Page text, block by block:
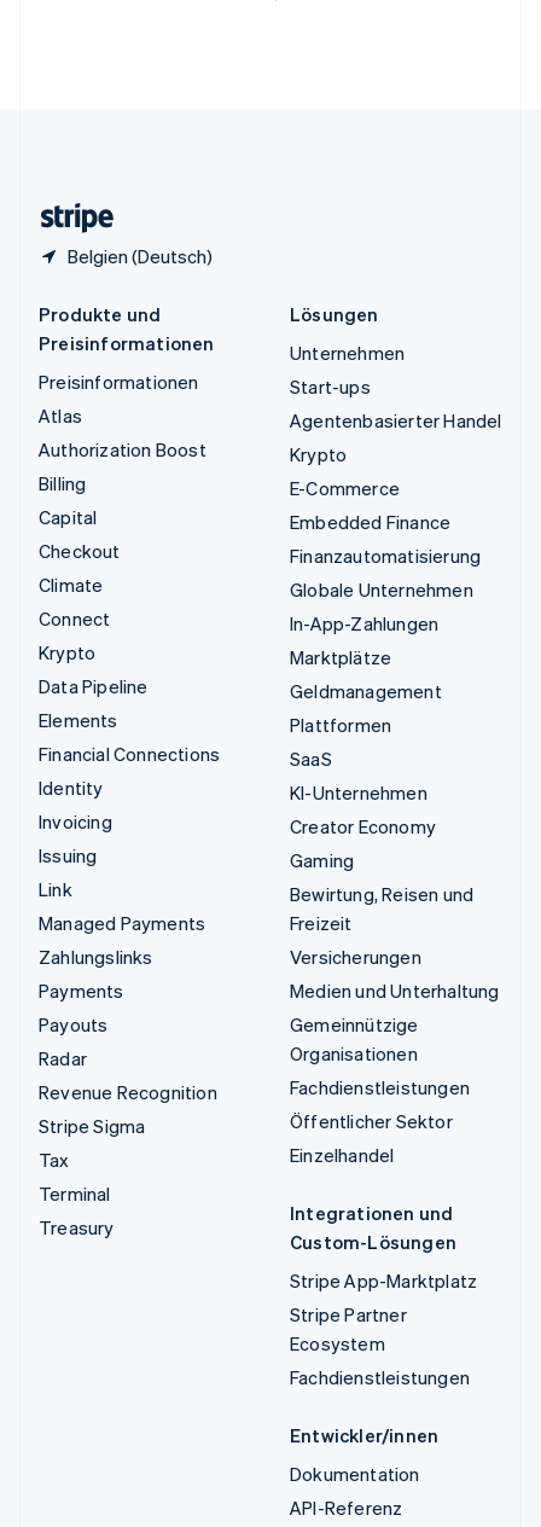
Belgien (Deutsch)
English
Produkte und
Preisinformationen
Preisinformationen
Atlas
Authorization Boost
Billing
Capital
Checkout
Climate
Connect
Krypto
Data Pipeline
Elements
Financial Connections
Identity
Invoicing
Issuing
Link
Managed Payments
Zahlungslinks
Payments
Payouts
Radar
Revenue Recognition
Stripe Sigma
Tax
Terminal
Treasury
Lösungen
Unternehmen
Start-ups
Agentenbasierter Handel
Krypto
E-Commerce
Embedded Finance
Finanzautomatisierung
Globale Unternehmen
In-App-Zahlungen
Marktplätze
Geldmanagement
Plattformen
SaaS
KI-Unternehmen
Creator Economy
Gaming
Bewirtung, Reisen und
Freizeit
Versicherungen
Medien und Unterhaltung
Gemeinnützige
Organisationen
Fachdienstleistungen
Öffentlicher Sektor
Einzelhandel
Integrationen und
Custom-Lösungen
Stripe App-Marktplatz
Stripe Partner
Ecosystem
Fachdienstleistungen
Entwickler/innen
Dokumentation
API-Referenz